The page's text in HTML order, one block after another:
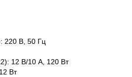
220 В, 50 Гц
12 В/10 А, 120 Вт
Вт